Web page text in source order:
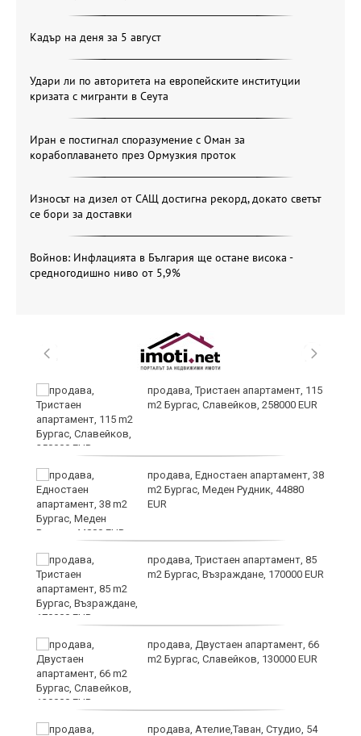
Кадър на деня за 5 август
Удари ли по авторитета на европейските институции
кризата с мигранти в Сеута
Иран е постигнал споразумение с Оман за
корабоплаването през Ормузкия проток
Износът на дизел от САЩ достигна рекорд, докато светът
се бори за доставки
Войнов: Инфлацията в България ще остане висока -
средногодишно ниво от 5,9%
продава, Тристаен апартамент, 115
m2 Бургас, Славейков, 258000 EUR
продава, Едностаен апартамент, 38
m2 Бургас, Меден Рудник, 44880
EUR
продава, Тристаен апартамент, 85
m2 Бургас, Възраждане, 170000 EUR
продава, Двустаен апартамент, 66
m2 Бургас, Славейков, 130000 EUR
продава, Ателие,Таван, Студио, 54